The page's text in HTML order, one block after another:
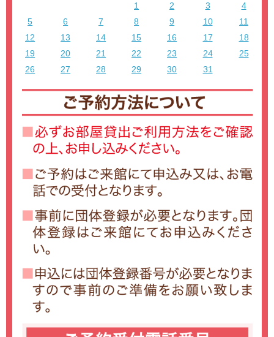
1
2 3
4
5
6 7 8 9 10
11
12
13 14 15 16 17
18
19
20 21 22 23 24
25
26
27 28 29 30 31